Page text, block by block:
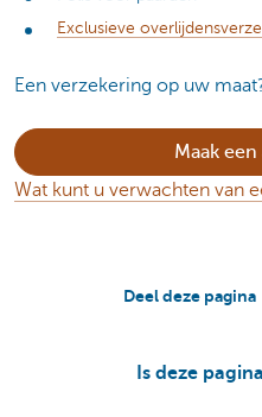
Exclusieve
Een verzekering op uw
Maak een
Wat kunt u verwachten van
Is deze
Deel deze pagina